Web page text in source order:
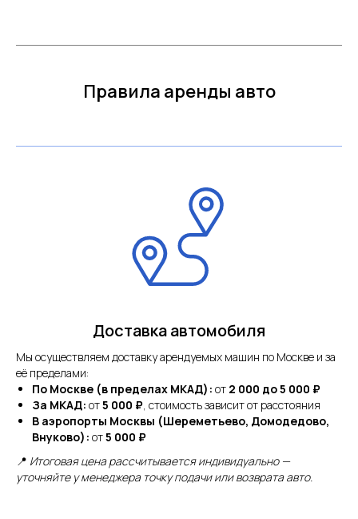
Правила аренды авто
Доставка автомобиля
Мы осуществляем доставку арендуемых машин по Москве и за
её пределами:
По Москве (в пределах МКАД): от 2 000 до 5 000 ₽
За МКАД: от5 000 ₽ , стоимость зависит от расстояния
В аэропорты Москвы (Шереметьево, Домодедово,
Внуково): от5 000 ₽
📍 Итоговая цена рассчитывается индивидуально —
уточняйте у менеджера точку подачи или возврата авто.